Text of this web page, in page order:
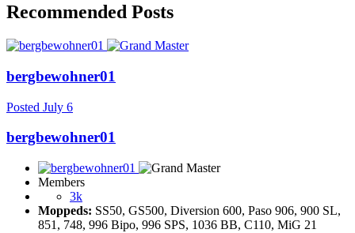
Recommended Posts
bergbewohner01
Posted July 6
bergbewohner01
Members
3k
Moppeds: SS50, GS500, Diversion 600, Paso 906, 900 SL,
851, 748, 996 Bipo, 996 SPS, 1036 BB, C110, MiG 21